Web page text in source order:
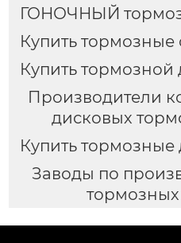
ГОНОЧНЫЙ
Купить тормозные
Купить
Производители
дисковых
Купить тормозные
Заводы по
тормозных